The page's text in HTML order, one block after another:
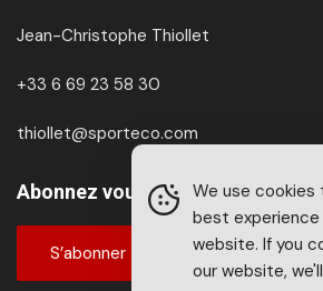
Jean-Christophe Thiollet
+33 6 69 23 58 30
thiollet@sporteco.com
Abonnez vous à SPORTéco &
S’abonner
We use cookies
best experience
website. If you
our website,